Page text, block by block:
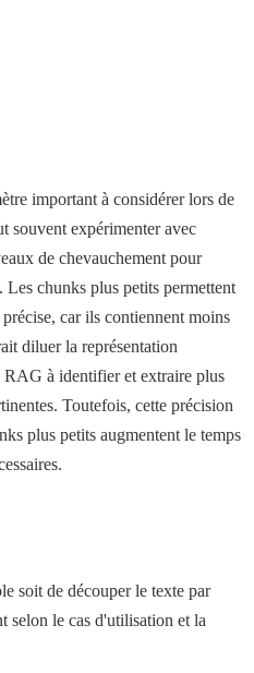
important à considérer lors de
souvent expérimenter avec
de chevauchement pour
chunks plus petits permettent
car ils contiennent moins
diluer la représentation
RAG à identifier et extraire plus
Toutefois, cette précision
plus petits augmentent le temps
soit de découper le texte par
selon le cas d'utilisation et la